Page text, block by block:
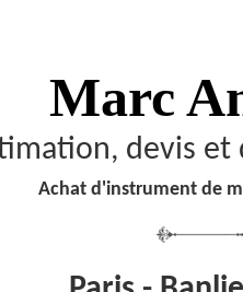
Marc
devis
Achat d'instrument de